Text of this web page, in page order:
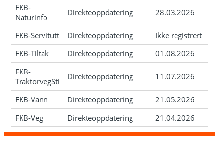
FKB-
Naturinfo
Direkteoppdatering 28.03.2026
FKB-Servitutt Direkteoppdatering
Ikke registrert
FKB-Tiltak
Direkteoppdatering
01.08.2026
FKB-
TraktorvegSti
Direkteoppdatering 11.07.2026
FKB-Vann Direkteoppdatering
21.05.2026
FKB-Veg
Direkteoppdatering 21.04.2026